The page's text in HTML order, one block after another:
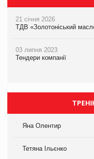
21 січня 2026
ТДВ «Золотоніський
03 липня 2023
Тендери компанії
Яна Олентир
Тетяна Ільєнко